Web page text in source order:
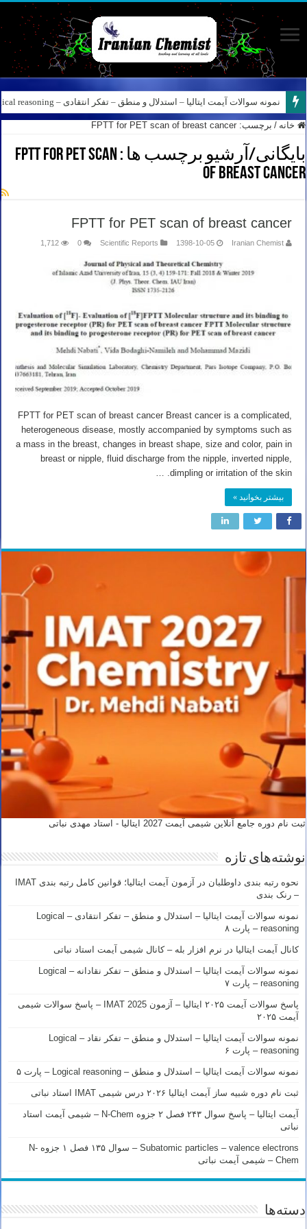
نمونه سوالات آیمت ایتالیا – استدلال و منطق – تفکر انتقادی – Logical reasoning – پارت ۸
کانال آیمت ایتالیا در نرم افزار بله – کانال شیمی آیمت استاد نباتی
خانه / برچسب: FPTT for PET scan of breast cancer
بایگانی/آرشیو برچسب ها : FPTT for PET scan
of breast cancer
FPTT for PET scan of breast cancer
Iranian Chemist
1398-10-05
Scientific Reports
0
1,712
FPTT for PET scan of breast cancer Breast cancer is a complicated,
heterogeneous disease, mostly accompanied by symptoms such as
a mass in the breast, changes in breast shape, size and color, pain in
breast or nipple, fluid discharge from the nipple, inverted nipple,
dimpling or irritation of the skin. …
بیشتر بخوانید »
ثبت نام دوره جامع آنلاین شیمی آیمت 2027 ایتالیا - استاد مهدی نباتی
نوشته‌های تازه
نحوه رتبه بندی داوطلبان در آزمون آیمت ایتالیا؛ قوانین کامل رتبه بندی IMAT
– رنک بندی
نمونه سوالات آیمت ایتالیا – استدلال و منطق – تفکر انتقادی – Logical
reasoning – پارت ۸
کانال آیمت ایتالیا در نرم افزار بله – کانال شیمی آیمت استاد نباتی
نمونه سوالات آیمت ایتالیا – استدلال و منطق – تفکر نقادانه – Logical
reasoning – پارت ۷
پاسخ سوالات آیمت ۲۰۲۵ ایتالیا – آزمون IMAT 2025 – پاسخ سوالات شیمی
آیمت ۲۰۲۵
نمونه سوالات آیمت ایتالیا – استدلال و منطق – تفکر نقاد – Logical
reasoning – پارت ۶
نمونه سوالات آیمت ایتالیا – استدلال و منطق – Logical reasoning – پارت ۵
ثبت نام دوره شبیه ساز آیمت ایتالیا ۲۰۲۶ درس شیمی IMAT استاد نباتی
آیمت ایتالیا – پاسخ سوال ۲۴۳ فصل ۲ جزوه N-Chem – شیمی آیمت استاد
نباتی
Subatomic particles – valence electrons – سوال ۱۳۵ فصل ۱ جزوه N-
Chem – شیمی آیمت نباتی
دسته‌ها